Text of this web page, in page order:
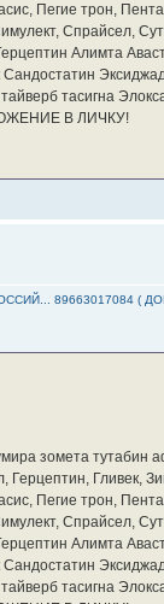
Пегие трон,
Спрайсел,
Алимта
тасигна
В ЛИЧКУ!
89663017084 (
зомета
Гливек,
Пегие трон,
Спрайсел,
Алимта
тасигна